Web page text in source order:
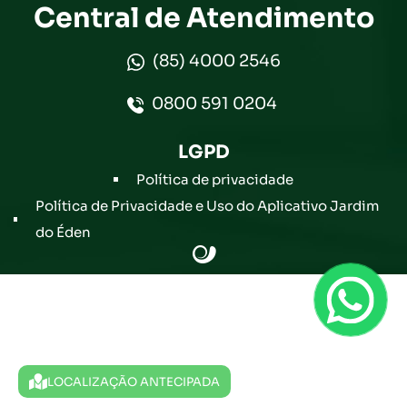
LOCALIZAÇÃO ANTECIPADA
Central de Atendimento
(85) 4000 2546
0800 591 0204
LGPD
Política de privacidade
Política de Privacidade e Uso do Aplicativo Jardim
do Éden